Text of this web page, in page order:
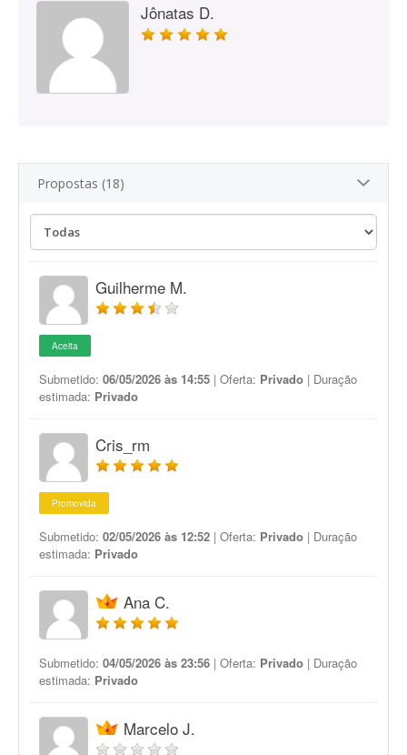
Jônatas D.
Propostas (18)
Guilherme M.
Aceita
Submetido: 06/05/2026 às 14:55 | Oferta: Privado | Duração
estimada: Privado
Cris_rm
Promovida
Submetido: 02/05/2026 às 12:52 | Oferta: Privado | Duração
estimada: Privado
Ana C.
Submetido: 04/05/2026 às 23:56 | Oferta: Privado | Duração
estimada: Privado
Marcelo J.